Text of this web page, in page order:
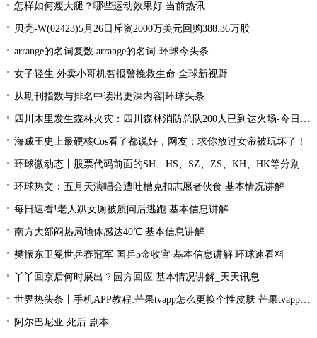
怎样如何瘦大腿？哪些运动效果好 当前热讯
贝壳-W(02423)5月26日斥资2000万美元回购388.36万股
arrange的名词复数 arrange的名词-环球今头条
女子轻生 外卖小哥机智报警挽救生命 全球新视野
从期刊指数与排名中读出更深内容|环球头条
四川木里发生森林火灾：四川森林消防总队200人已到达火场-今日关注
海贼王史上最硬核Cos看了都说好，网友：求你放过女帝被玩坏了！
环球微动态丨股票代码前面的SH、HS、SZ、ZS、KH、HK等分别是什么意思？
环球热文：五月天演唱会遭吐槽克扣志愿者伙食 基本情况讲解
每日速看!老人趴女厕被质问后逃跑 基本信息讲解
南方大部闷热局地体感达40℃ 基本信息讲解
樊振东卫冕世乒赛冠军 国乒5金收官 基本信息讲解|环球速看料
丫丫回京后何时展出？园方回应 基本情况讲解_天天讯息
世界热头条丨手机APP教程:芒果tvapp怎么更换个性皮肤 芒果tvapp更换个性皮肤的方法
阿尔巴尼亚 死后 剧本